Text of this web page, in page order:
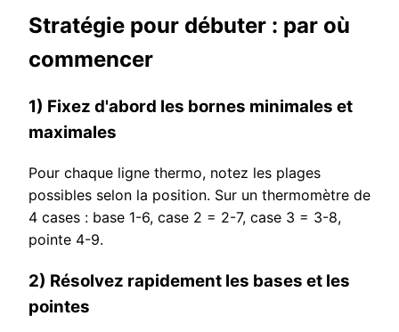
Stratégie pour débuter : par où
commencer
1) Fixez d'abord les bornes minimales et
maximales
Pour chaque ligne thermo, notez les plages
possibles selon la position. Sur un thermomètre de
4 cases : base 1-6, case 2 = 2-7, case 3 = 3-8,
pointe 4-9.
2) Résolvez rapidement les bases et les
pointes